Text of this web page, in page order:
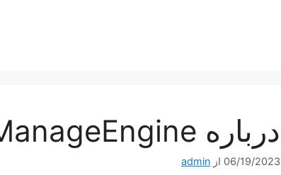
درباره ManageEngine
06/19/2023 از admin